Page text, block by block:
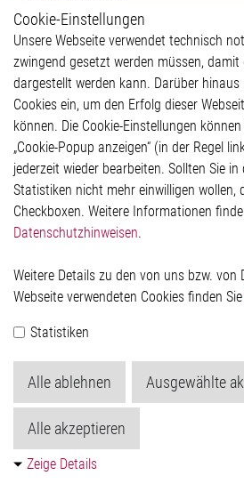
Weitere Links
Glossar
Kontakt
Hinweisgeberschutzsystem
Impressum
Datenschutzerklärung
Cookie-Popup anzeigen
Elmos Semiconductor SE
Werkstättenstraße 18
Telefon: +49 (0) 2171 / 40 183-0
Handelsregister:
Köln HRB 123561
Cookie-Einstellungen
Unsere Webseite verwendet technisch
zwingend gesetzt werden müssen, damit
dargestellt werden kann. Darüber
Cookies ein, um den Erfolg dieser
können. Die Cookie-Einstellungen
„Cookie-Popup anzeigen“ (in der Regel
jederzeit wieder bearbeiten. Sollten Sie
Statistiken nicht mehr einwilligen wollen,
Checkboxen. Weitere Informationen
Datenschutzhinweisen.
Weitere Details zu den von uns bzw. von
Webseite verwendeten Cookies finden Sie
Statistiken
Alle ablehnen Ausgewählte
Alle akzeptieren
Zeige Details